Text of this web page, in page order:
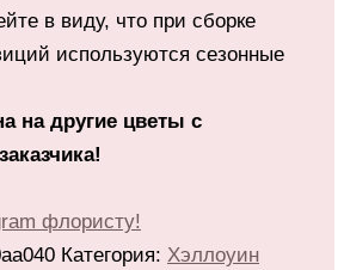
в виду, что при сборке
используются сезонные
на другие цветы с
флористу!
Категория: Хэллоуин